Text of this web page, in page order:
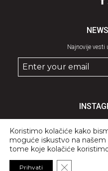
Najnovije vesti
Koristimo kolačiće kako
moguće iskustvo na
tome koje kolačiće
Prihvati Close GDPR